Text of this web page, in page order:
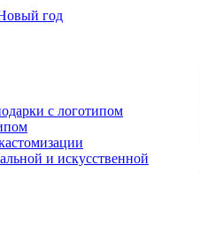
год
с логотипом
и искусственной